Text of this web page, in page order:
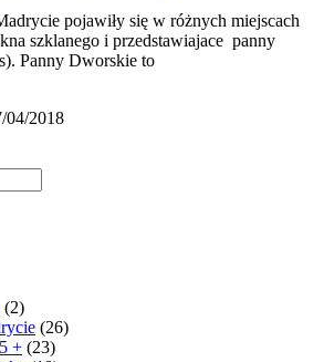
pojawiły się w różnych miejscach
szklanego i przedstawiajace panny
Panny Dworskie to
04/2018
(2)
(26)
+ (23)